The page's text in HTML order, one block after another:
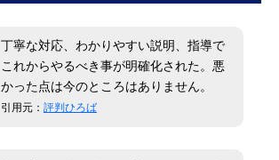
福
島
県
JR福島駅東口徒歩5分
福
JRいわき駅南口徒歩1分
丁寧な対応、わかりやすい説明、指導で
これからやるべき事が明確化された。悪
かった点は今のところはありません。
引用元： 評判ひろば